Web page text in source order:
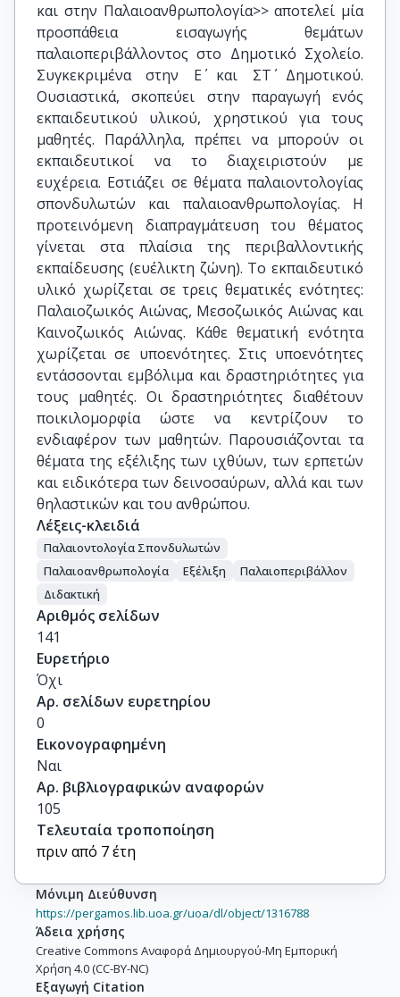
και στην Παλαιοανθρωπολογία>> αποτελεί μία
προσπάθεια εισαγωγής θεμάτων
παλαιοπεριβάλλοντος στο Δημοτικό Σχολείο.
Συγκεκριμένα στην Ε΄ και ΣΤ΄ Δημοτικού.
Ουσιαστικά, σκοπεύει στην παραγωγή ενός
εκπαιδευτικού υλικού, χρηστικού για τους
μαθητές. Παράλληλα, πρέπει να μπορούν οι
εκπαιδευτικοί να το διαχειριστούν με
ευχέρεια. Εστιάζει σε θέματα παλαιοντολογίας
σπονδυλωτών και παλαιοανθρωπολογίας. Η
προτεινόμενη διαπραγμάτευση του θέματος
γίνεται στα πλαίσια της περιβαλλοντικής
εκπαίδευσης (ευέλικτη ζώνη). Το εκπαιδευτικό
υλικό χωρίζεται σε τρεις θεματικές ενότητες:
Παλαιοζωικός Αιώνας, Μεσοζωικός Αιώνας και
Καινοζωικός Αιώνας. Κάθε θεματική ενότητα
χωρίζεται σε υποενότητες. Στις υποενότητες
εντάσσονται εμβόλιμα και δραστηριότητες για
τους μαθητές. Οι δραστηριότητες διαθέτουν
ποικιλομορφία ώστε να κεντρίζουν το
ενδιαφέρον των μαθητών. Παρουσιάζονται τα
θέματα της εξέλιξης των ιχθύων, των ερπετών
και ειδικότερα των δεινοσαύρων, αλλά και των
θηλαστικών και του ανθρώπου.
Λέξεις-κλειδιά
Παλαιοντολογία Σπονδυλωτών
Παλαιοανθρωπολογία
Εξέλιξη
Παλαιοπεριβάλλον
Διδακτική
Αριθμός σελίδων
141
Ευρετήριο
Όχι
Αρ. σελίδων ευρετηρίου
0
Εικονογραφημένη
Ναι
Αρ. βιβλιογραφικών αναφορών
105
Τελευταία τροποποίηση
πριν από 7 έτη
Μόνιμη Διεύθυνση
https://pergamos.lib.uoa.gr/uoa/dl/object/1316788
Άδεια χρήσης
Creative Commons Αναφορά Δημιουργού-Μη Εμπορική
Χρήση 4.0 (CC-BY-NC)
Εξαγωγή Citation